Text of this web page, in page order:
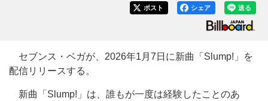
送る
シェア
ポスト
セブンス・ベガが、2026年1月7日に新曲「Slump!」を
配信リリースする。
新曲「Slump!」は、誰もが一度は経験したことのあ